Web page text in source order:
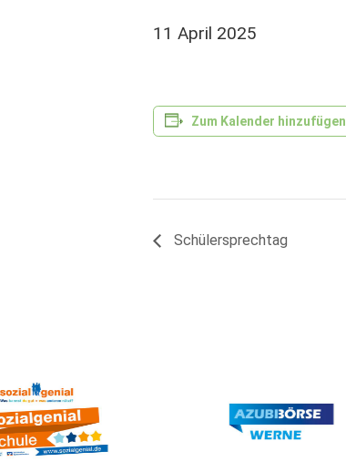
11 April 2025
Zum Kalender hinzufügen
Schülersprechtag